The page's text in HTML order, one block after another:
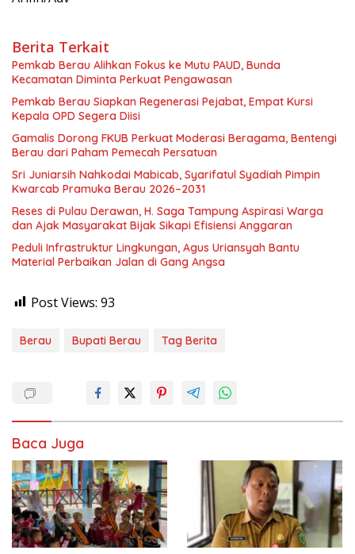
Berita Terkait
Pemkab Berau Alihkan Fokus ke Mutu PAUD, Bunda
Kecamatan Diminta Perkuat Pengawasan
Pemkab Berau Siapkan Regenerasi Pejabat, Empat Kursi
Kepala OPD Segera Diisi
Gamalis Dorong FKUB Perkuat Moderasi Beragama, Bentengi
Berau dari Paham Pemecah Persatuan
Sri Juniarsih Nahkodai Mabicab, Syarifatul Syadiah Pimpin
Kwarcab Pramuka Berau 2026–2031
Reses di Pulau Derawan, H. Saga Tampung Aspirasi Warga
dan Ajak Masyarakat Bijak Sikapi Efisiensi Anggaran
Peduli Infrastruktur Lingkungan, Agus Uriansyah Bantu
Material Perbaikan Jalan di Gang Angsa
Post Views: 93
Berau Bupati Berau Tag Berita
Baca Juga